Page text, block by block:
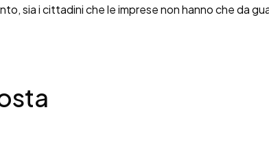
sia i cittadini che le imprese non hanno che da